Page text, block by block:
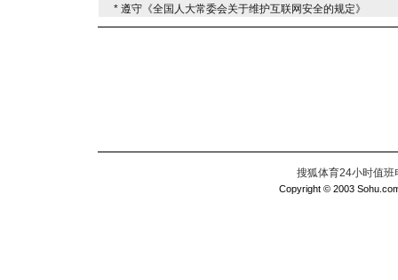
* 遵守《全国人大常委会关于维护互联网安全的规定》
搜狐体育24小时值
Copyright © 2003